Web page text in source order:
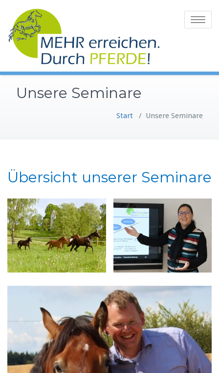
springen
Toggle
Unsere Seminare
Start / Unsere Seminare
Übersicht unserer Seminare